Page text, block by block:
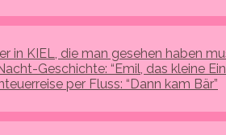
in KIEL, die man gesehen haben
Geschichte: “Emil, das kleine
per Fluss: “Dann kam Bär”